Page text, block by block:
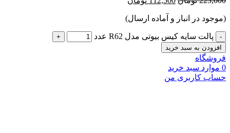
در انبار و آماده ارسال)
پالت سایه کیس بیوتی مدل R62 عدد
به سبد خرید
سبد خرید
کاربری من